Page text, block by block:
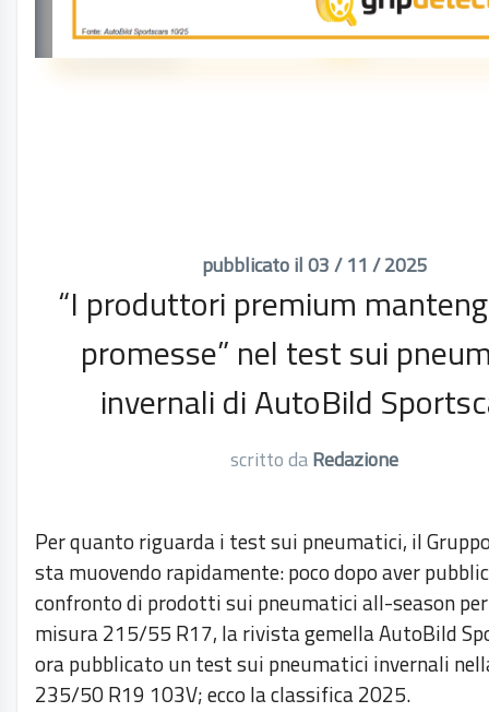
pubblicato il 03 / 11 / 2025
“I produttori premium
promesse” nel test sui
invernali di AutoBild
scritto daRedazione
Per quanto riguarda i test sui pneumatici, il
sta muovendo rapidamente: poco dopo aver
confronto di prodotti sui pneumatici all-season per
misura 215/55 R17, la rivista gemella AutoBild
ora pubblicato un test sui pneumatici invernali
235/50 R19 103V; ecco la classifica 2025.